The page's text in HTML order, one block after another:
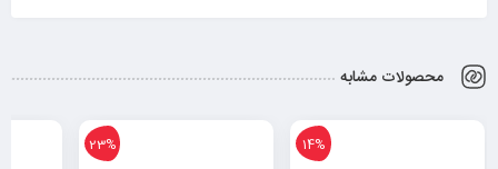
محصولات مشابه
14%
23%